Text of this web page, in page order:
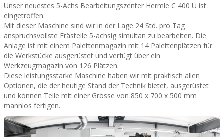
Unser neuestes 5-Achs Bearbeitungszenter Hermle C 400 U ist
eingetroffen.
Mit dieser Maschine sind wir in der Lage 24 Std. pro Tag
anspruchsvollste Frästeile 5-achsig simultan zu bearbeiten. Die
Anlage ist mit einem Palettenmagazin mit 14 Palettenplätzen für
die Werkstücke ausgerüstet und verfügt über ein
Werkzeugmagazin von 126 Plätzen.
Diese leistungsstarke Maschine haben wir mit praktisch allen
Optionen, die der heutige Stand der Technik bietet, ausgerüstet
und können Teile mit einer Grösse von 850 x 700 x 500 mm
mannlos fertigen.